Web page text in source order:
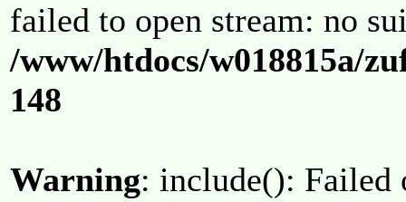
failed to open stream: no
/www/htdocs/w018815a/
148
Warning: include(): Failed